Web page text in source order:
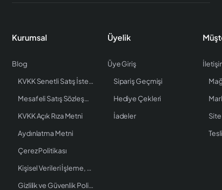
Kurumsal
Blog
KVKK Senetli Satış İstenen Bilgiler
Mesafeli Satış Sözleşmesi
KVKK Açık Rıza Metni
Aydınlatma Metni
Çerez Politikası
Kişisel Verileri İşleme, Saklama ve İmha Politikası
Gizlilik ve Güvenlik Politikası
Üyelik
Üye Giriş
Sipariş Geçmişi
Hediye Çekleri
İadeler
Site